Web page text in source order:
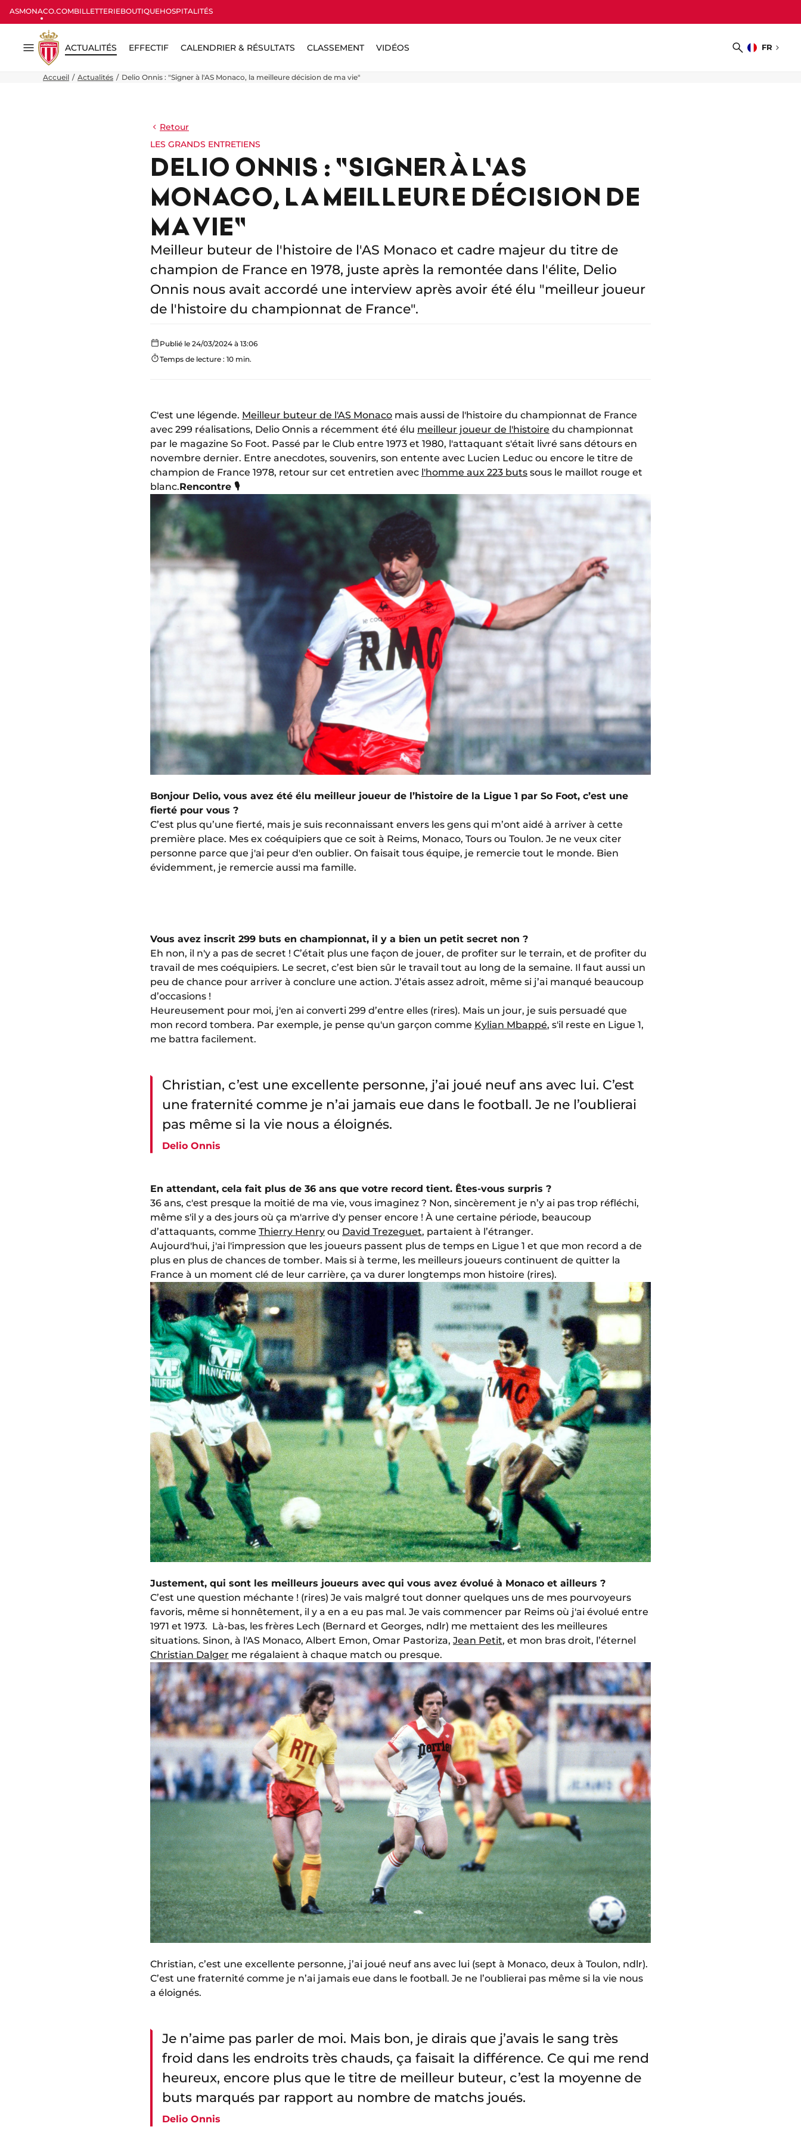
ASMONACO.COMBILLETTERIEBOUTIQUEHOSPITALITÉS
Menu
ACTUALITÉS EFFECTIF CALENDRIER & RÉSULTATS CLASSEMENT VIDÉOS
Recherche
FR
Choisir
Accueil Actualités Delio Onnis : "Signer à l'AS Monaco, la meilleure décision de ma vie"
Retour
LES GRANDS ENTRETIENS
DELIO ONNIS : "SIGNER À L'AS
MONACO, LA MEILLEURE DÉCISION DE
MA VIE"
Meilleur buteur de l'histoire de l'AS Monaco et cadre majeur du titre de
champion de France en 1978, juste après la remontée dans l'élite, Delio
Onnis nous avait accordé une interview après avoir été élu "meilleur joueur
de l'histoire du championnat de France".
Publié le 24/03/2024 à 13:06
Temps de lecture : 10 min.
C'est une légende. Meilleur buteur de l'AS Monaco mais aussi de l'histoire du championnat de France
avec 299 réalisations, Delio Onnis a récemment été élu meilleur joueur de l'histoire du championnat
par le magazine So Foot. Passé par le Club entre 1973 et 1980, l'attaquant s'était livré sans détours en
novembre dernier. Entre anecdotes, souvenirs, son entente avec Lucien Leduc ou encore le titre de
champion de France 1978, retour sur cet entretien avec l'homme aux 223 buts sous le maillot rouge et
blanc.Rencontre 🎙️
Bonjour Delio, vous avez été élu meilleur joueur de l’histoire de la Ligue 1 par So Foot, c’est une
fierté pour vous ?
C’est plus qu’une fierté, mais je suis reconnaissant envers les gens qui m’ont aidé à arriver à cette
première place. Mes ex coéquipiers que ce soit à Reims, Monaco, Tours ou Toulon. Je ne veux citer
personne parce que j'ai peur d'en oublier. On faisait tous équipe, je remercie tout le monde. Bien
évidemment, je remercie aussi ma famille.
Vous avez inscrit 299 buts en championnat, il y a bien un petit secret non ?
Eh non, il n'y a pas de secret ! C’était plus une façon de jouer, de profiter sur le terrain, et de profiter du
travail de mes coéquipiers. Le secret, c’est bien sûr le travail tout au long de la semaine. Il faut aussi un
peu de chance pour arriver à conclure une action. J’étais assez adroit, même si j’ai manqué beaucoup
d’occasions !
Heureusement pour moi, j'en ai converti 299 d’entre elles (rires). Mais un jour, je suis persuadé que
mon record tombera. Par exemple, je pense qu'un garçon comme Kylian Mbappé, s'il reste en Ligue 1,
me battra facilement.
Christian, c’est une excellente personne, j’ai joué neuf ans avec lui. C’est
une fraternité comme je n’ai jamais eue dans le football. Je ne l’oublierai
pas même si la vie nous a éloignés.
Delio Onnis
En attendant, cela fait plus de 36 ans que votre record tient. Êtes-vous surpris ?
36 ans, c'est presque la moitié de ma vie, vous imaginez ? Non, sincèrement je n’y ai pas trop réfléchi,
même s'il y a des jours où ça m'arrive d'y penser encore ! À une certaine période, beaucoup
d’attaquants, comme Thierry Henry ou David Trezeguet, partaient à l’étranger.
Aujourd'hui, j'ai l'impression que les joueurs passent plus de temps en Ligue 1 et que mon record a de
plus en plus de chances de tomber. Mais si à terme, les meilleurs joueurs continuent de quitter la
France à un moment clé de leur carrière, ça va durer longtemps mon histoire (rires).
Justement, qui sont les meilleurs joueurs avec qui vous avez évolué à Monaco et ailleurs ?
C’est une question méchante ! (rires) Je vais malgré tout donner quelques uns de mes pourvoyeurs
favoris, même si honnêtement, il y a en a eu pas mal. Je vais commencer par Reims où j'ai évolué entre
1971 et 1973. Là-bas, les frères Lech (Bernard et Georges, ndlr) me mettaient des les meilleures
situations. Sinon, à l'AS Monaco, Albert Emon, Omar Pastoriza, Jean Petit, et mon bras droit, l’éternel
Christian Dalger me régalaient à chaque match ou presque.
Christian, c’est une excellente personne, j’ai joué neuf ans avec lui (sept à Monaco, deux à Toulon, ndlr).
C’est une fraternité comme je n’ai jamais eue dans le football. Je ne l’oublierai pas même si la vie nous
a éloignés.
Je n’aime pas parler de moi. Mais bon, je dirais que j’avais le sang très
froid dans les endroits très chauds, ça faisait la différence. Ce qui me rend
heureux, encore plus que le titre de meilleur buteur, c’est la moyenne de
buts marqués par rapport au nombre de matchs joués.
Delio Onnis